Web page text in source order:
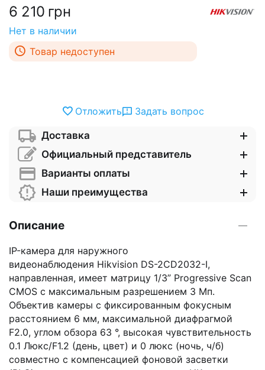
6 210 грн
Нет в наличии
Товар недоступен
Отложить Задать вопрос
Доставка
Официальный представитель
Варианты оплаты
Наши преимущества
Описание
IP-камера для наружного
видеонаблюдения Hikvision DS-2CD2032-I,
направленная, имеет матрицу 1/3” Progressive Scan
CMOS с максимальным разрешением 3 Мп.
Объектив камеры с фиксированным фокусным
расстоянием 6 мм, максимальной диафрагмой
F2.0, углом обзора 63 °, высокая чувствительность
0.1 Люкс/F1.2 (день, цвет) и 0 люкс (ночь, ч/б)
совместно с компенсацией фоновой засветки